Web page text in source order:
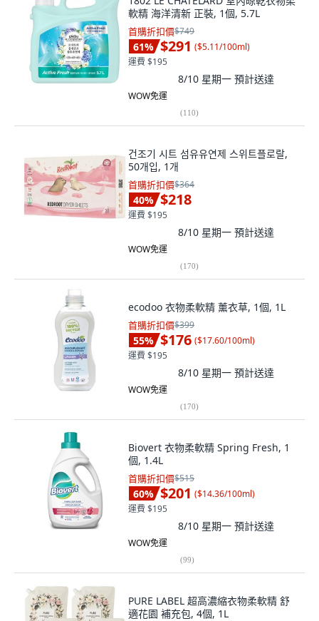
軟精 海洋清新 正裝, 1個, 5.7L
首購折扣價$749
61% $291 ($5.11/100ml)
運費 $195
8/10 星期一 預計送達
WOW免運
(110)
건조기 시트 섬유유연제 스위트플로랄,
50개입, 1개
首購折扣價$364
40% $218
運費 $195
8/10 星期一 預計送達
WOW免運
(170)
ecodoo 衣物柔軟精 薰衣草, 1個, 1L
首購折扣價$399
55% $176 ($17.60/100ml)
運費 $195
8/10 星期一 預計送達
WOW免運
(170)
Biovert 衣物柔軟精 Spring Fresh, 1
個, 1.4L
首購折扣價$515
60% $201 ($14.36/100ml)
運費 $195
8/10 星期一 預計送達
WOW免運
(99)
PURE LABEL 超高濃縮衣物柔軟精 舒
適花園 補充包, 4個, 1L